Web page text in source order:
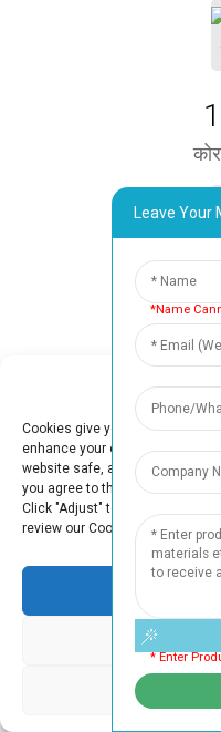
हमारा
Leave Your
*Name
Cookies give you a
enhance your experience using
website safe, and assist in our
you agree to the storing of
Click "Adjust" to adjust your
review our Cookies Policy.